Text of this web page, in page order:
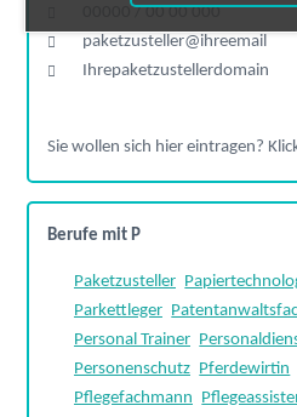
00000 / 00 00 000
paketzusteller@ihreemail
Ihrepaketzustellerdomain
Sie wollen sich hier eintragen?
Berufe mit P
Paketzusteller
Parkettleger
Personal Trainer
Personenschutz Pferdewirtin
Pflegefachmann